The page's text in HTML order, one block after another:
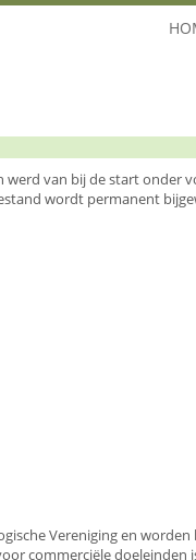
van bij de start onder
wordt permanent
Vereniging en
commerciële doeleinden